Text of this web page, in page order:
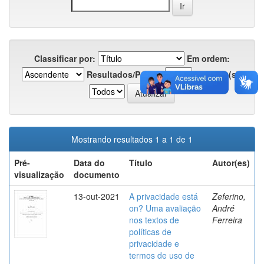
Classificar por:
Em ordem:
Resultados/Página
Registro(s):
Mostrando resultados 1 a 1 de 1
Pré-
visualização
Data do
documento
Título Autor(es)
13-out-2021
A privacidade está
on? Uma avaliação
nos textos de
políticas de
privacidade e
termos de uso de
Zeferino,
André
Ferreira